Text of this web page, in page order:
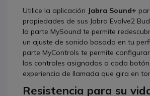
Utilice la aplicación Jabra Sound+
propiedades de sus Jabra Evolve2
la parte MySound te permite
un ajuste de sonido basado en tu
parte MyControls te permite
los controles asignados a cada
experiencia de llamada que gira en
Resistencia para su